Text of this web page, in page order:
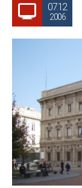
07.12
2006